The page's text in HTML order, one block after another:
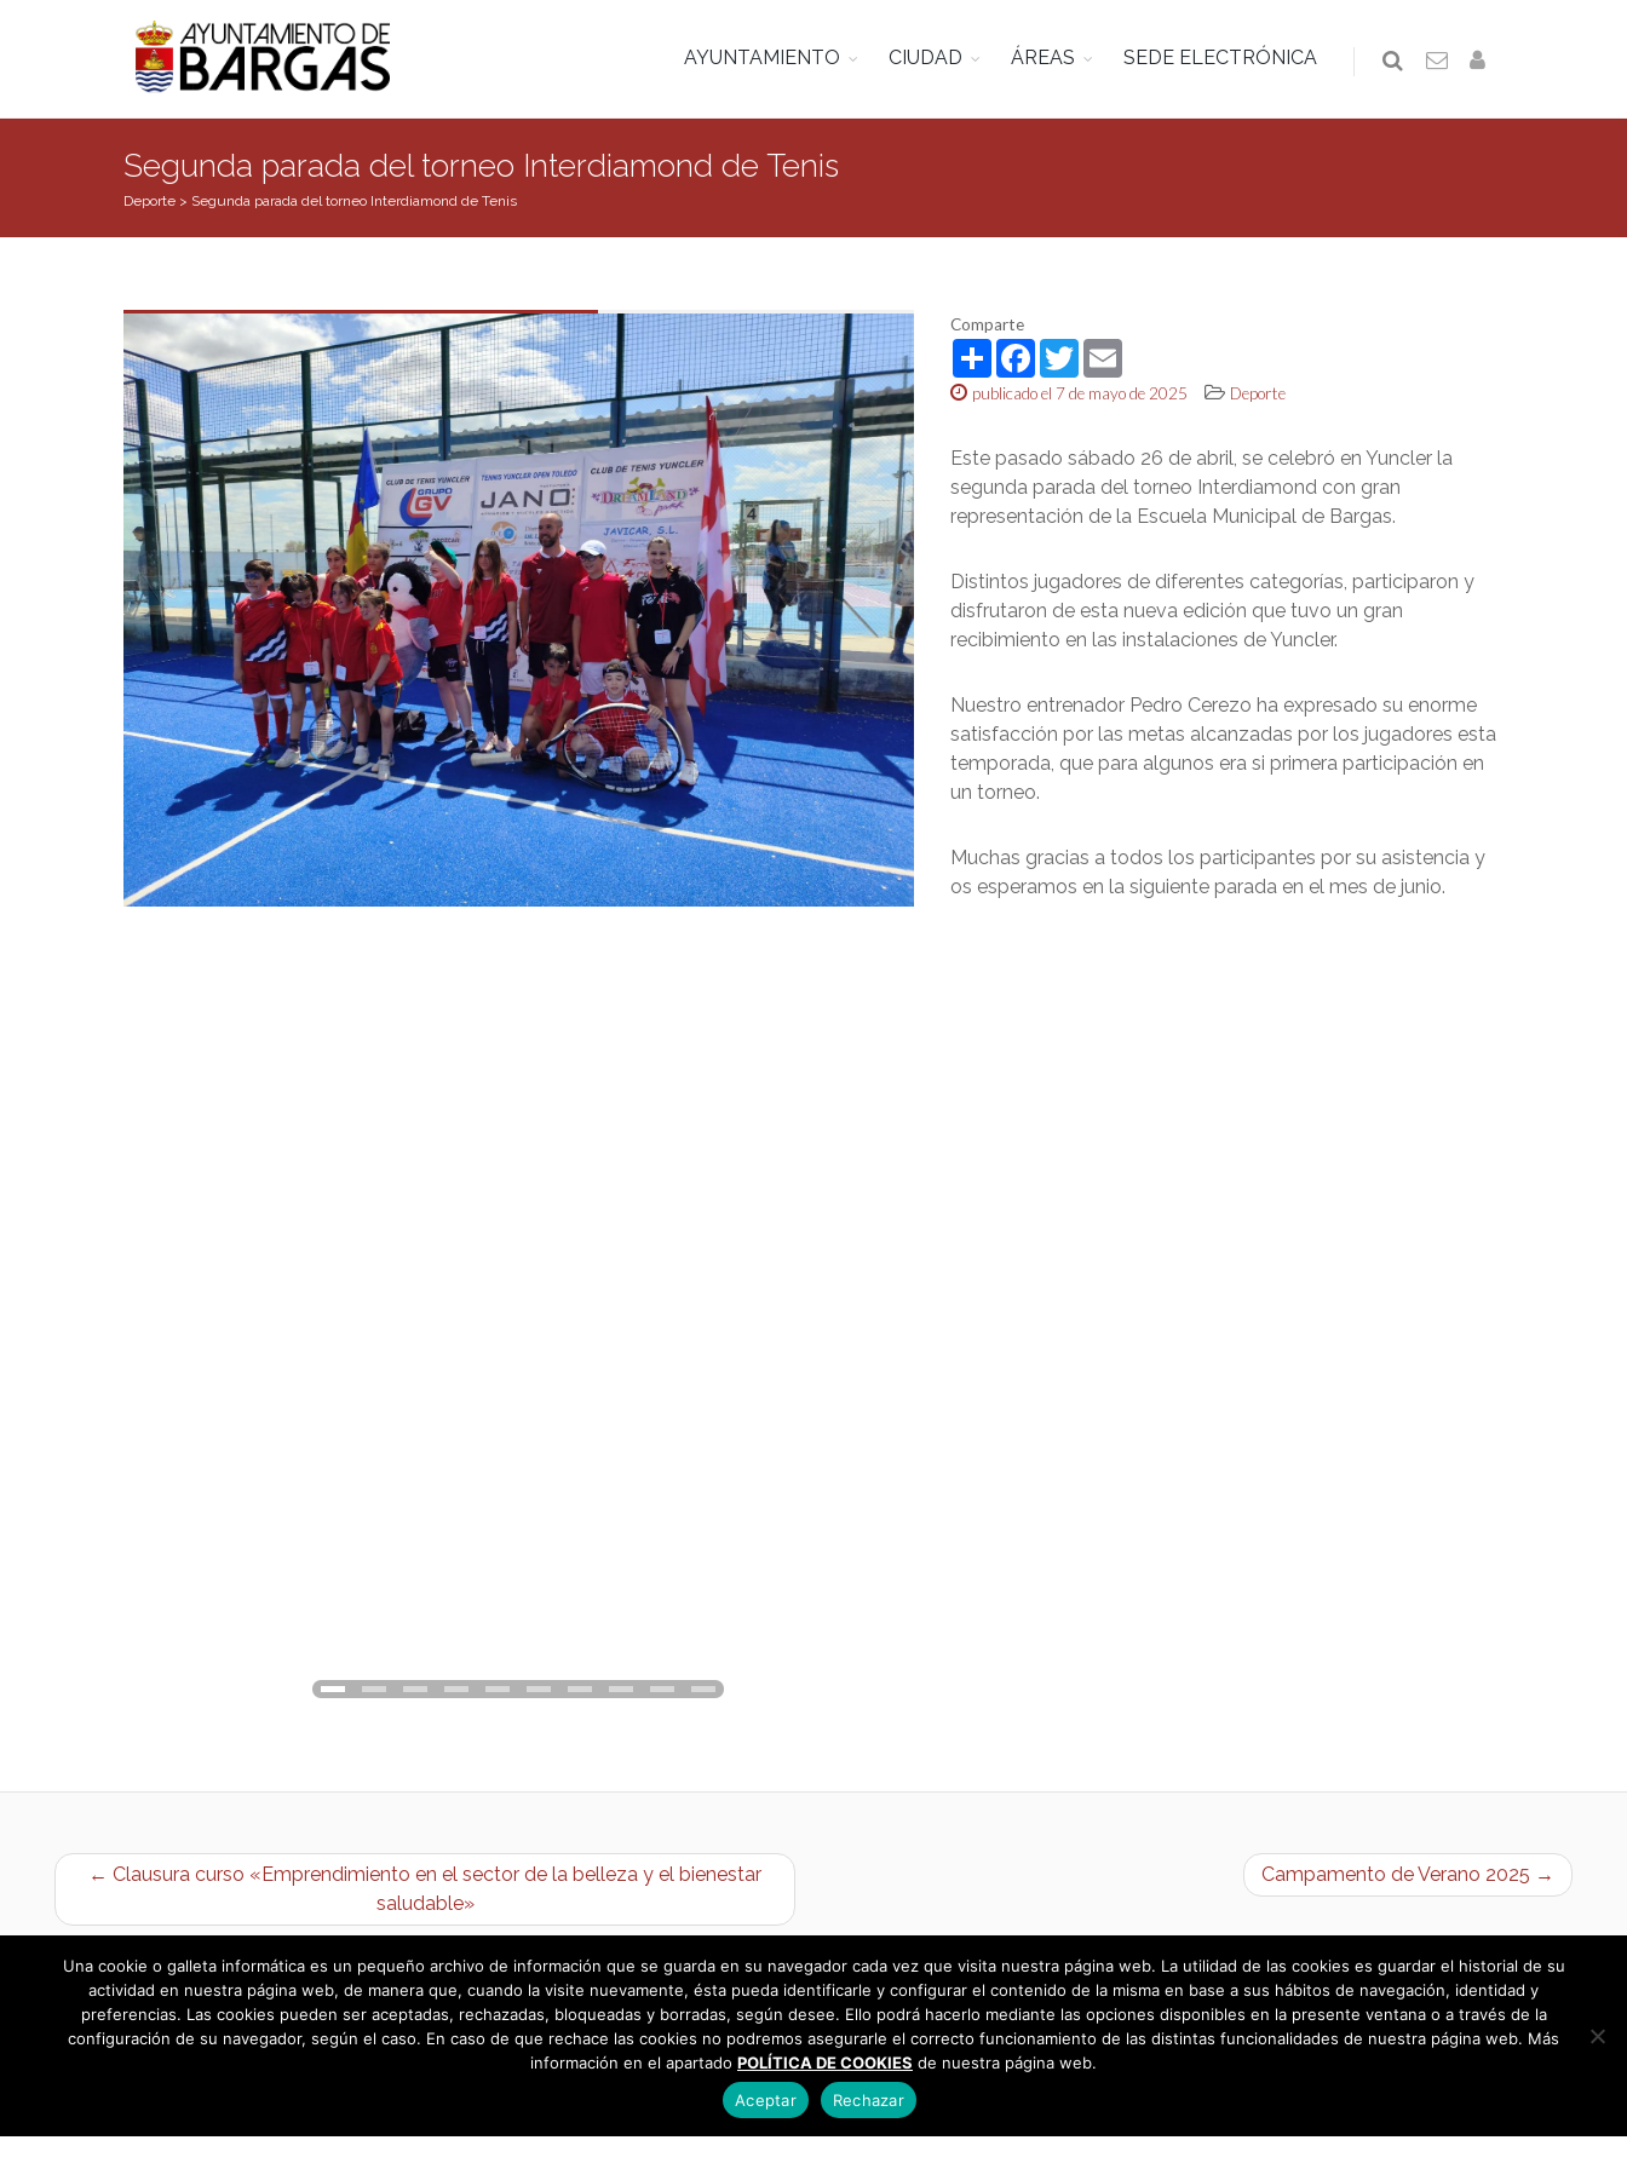
AYUNTAMIENTO CIUDAD ÁREAS SEDE ELECTRÓNICA
Segunda parada del torneo Interdiamond de Tenis
Deporte > Segunda parada del torneo Interdiamond de Tenis
Comparte
ShareFacebook
TwitterEmail
publicado el 7 de mayo de 2025 Deporte
Este pasado sábado 26 de abril, se celebró en Yuncler la
segunda parada del torneo Interdiamond con gran
representación de la Escuela Municipal de Bargas.
Distintos jugadores de diferentes categorías, participaron y
disfrutaron de esta nueva edición que tuvo un gran
recibimiento en las instalaciones de Yuncler.
Nuestro entrenador Pedro Cerezo ha expresado su enorme
satisfacción por las metas alcanzadas por los jugadores esta
temporada, que para algunos era si primera participación en
un torneo.
Muchas gracias a todos los participantes por su asistencia y
os esperamos en la siguiente parada en el mes de junio.
← Clausura curso «Emprendimiento en el sector de la belleza y el bienestar
saludable»
Campamento de Verano 2025 →
Una cookie o galleta informática es un pequeño archivo de información que se guarda en su navegador cada vez que visita nuestra página web. La utilidad de las cookies es guardar el historial de su
actividad en nuestra página web, de manera que, cuando la visite nuevamente, ésta pueda identificarle y configurar el contenido de la misma en base a sus hábitos de navegación, identidad y
preferencias. Las cookies pueden ser aceptadas, rechazadas, bloqueadas y borradas, según desee. Ello podrá hacerlo mediante las opciones disponibles en la presente ventana o a través de la
configuración de su navegador, según el caso. En caso de que rechace las cookies no podremos asegurarle el correcto funcionamiento de las distintas funcionalidades de nuestra página web. Más
información en el apartado POLÍTICA DE COOKIES de nuestra página web.
Aceptar
Rechazar